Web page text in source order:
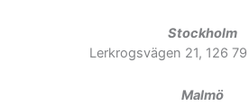
Stockholm
Lerkrogsvägen 21, 126
Malmö